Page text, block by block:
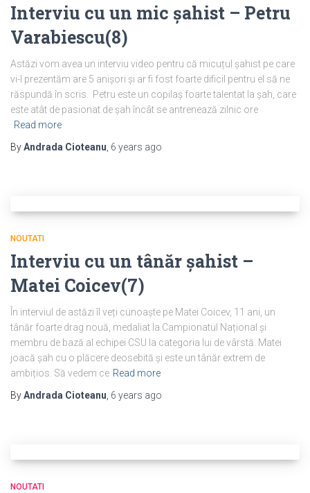
Interviu cu un mic șahist – Petru
Varabiescu(8)
Astăzi vom avea un interviu video pentru că micuțul șahist pe care
vi-l prezentăm are 5 anișori și ar fi fost foarte dificil pentru el să ne
răspundă în scris. Petru este un copilaș foarte talentat la șah, care
este atât de pasionat de șah încât se antrenează zilnic ore
Read more
ByAndrada Cioteanu, 6 years ago
NOUTATI
Interviu cu un tânăr șahist –
Matei Coicev(7)
În interviul de astăzi îl veți cunoaște pe Matei Coicev, 11 ani, un
tânăr foarte drag nouă, medaliat la Campionatul Național și
membru de bază al echipei CSU la categoria lui de vârstă. Matei
joacă șah cu o plăcere deosebită și este un tânăr extrem de
ambițios. Să vedem ce Read more
ByAndrada Cioteanu, 6 years ago
NOUTATI